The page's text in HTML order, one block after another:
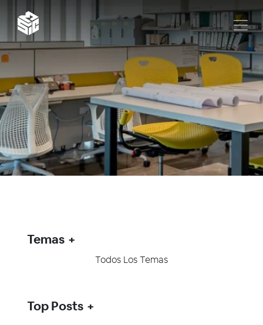
Temas
Todos Los Temas
Top Posts